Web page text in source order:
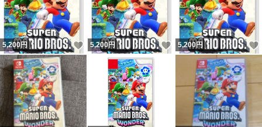
5,200 円 いいね！
5,200 円 いいね！
5,200 円